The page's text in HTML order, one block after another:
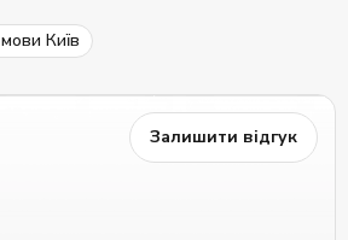
Київ
Залишити відгук